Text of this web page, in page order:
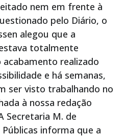
nem em frente à
pelo Diário, o
alegou que a
totalmente
realizado
e há semanas,
ser visto trabalhando no
à nossa redação
Secretaria M. de
Públicas informa que a